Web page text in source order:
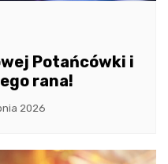
Potańcówki i
rana!
2026